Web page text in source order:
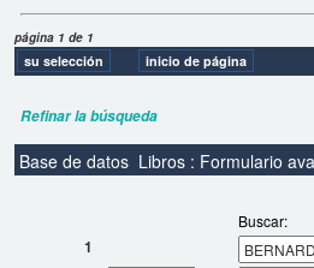
página 1 de 1
Refinar la búsqueda
Base de datos Libros : Formulario
Buscar:
1